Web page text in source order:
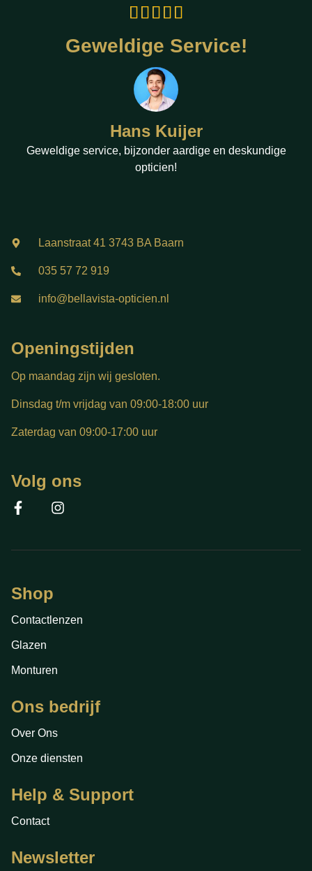

Geweldige Service!
Hans Kuijer
Geweldige service, bijzonder aardige en deskundige
opticien!
Laanstraat 41 3743 BA Baarn
035 57 72 919
info@bellavista-opticien.nl
Openingstijden
Op maandag zijn wij gesloten.
Dinsdag t/m vrijdag van 09:00-18:00 uur
Zaterdag van 09:00-17:00 uur
Volg ons
Shop
Contactlenzen
Glazen
Monturen
Ons bedrijf
Over Ons
Onze diensten
Help & Support
Contact
Newsletter